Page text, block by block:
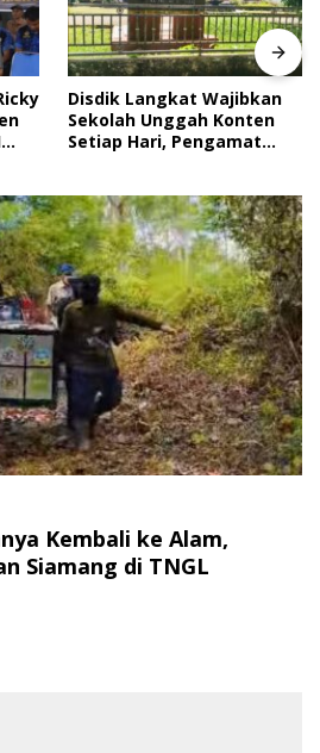
Disdik Langkat Wajibkan
Sekolah Unggah Konten
Setiap Hari, Pengamat
Kembali ke Alam,
Siamang di TNGL